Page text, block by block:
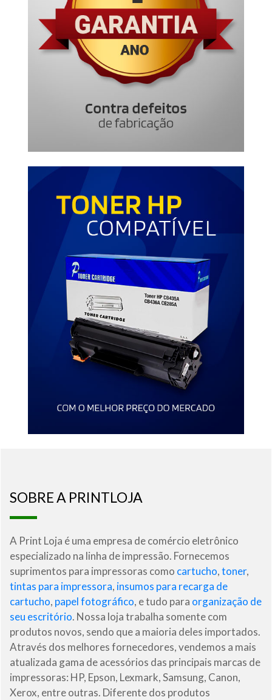
SOBRE A PRINTLOJA
A Print Loja é uma empresa de comércio eletrônico
especializado na linha de impressão. Fornecemos
suprimentos para impressoras como cartucho,toner,
tintas para impressora, insumos para recarga de
cartucho, papel fotográfico, e tudo para organização de
seu escritório. Nossa loja trabalha somente com
produtos novos, sendo que a maioria deles importados.
Através dos melhores fornecedores, vendemos a mais
atualizada gama de acessórios das principais marcas de
impressoras: HP, Epson, Lexmark, Samsung, Canon,
Xerox, entre outras. Diferente dos produtos